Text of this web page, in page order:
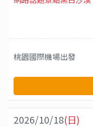
桃園國際機場出發
2026/10/18(日)